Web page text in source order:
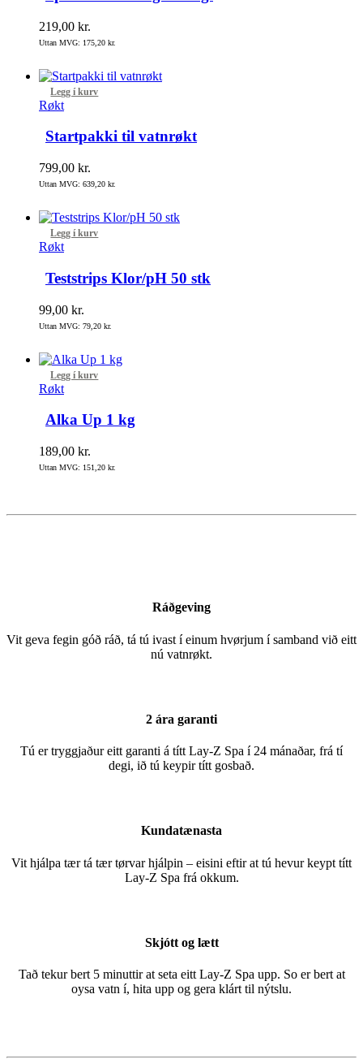
219,00 kr.
Uttan MVG: 175,20 kr.
Legg í kurv
Røkt
Startpakki til vatnrøkt
799,00 kr.
Uttan MVG: 639,20 kr.
Legg í kurv
Røkt
Teststrips Klor/pH 50 stk
99,00 kr.
Uttan MVG: 79,20 kr.
Legg í kurv
Røkt
Alka Up 1 kg
189,00 kr.
Uttan MVG: 151,20 kr.
Ráðgeving
Vit geva fegin góð ráð, tá tú ivast í einum hvørjum í samband við eitt
nú vatnrøkt.
2 ára garanti
Tú er tryggjaður eitt garanti á títt Lay-Z Spa í 24 mánaðar, frá tí
degi, ið tú keypir títt gosbað.
Kundatænasta
Vit hjálpa tær tá tær tørvar hjálpin – eisini eftir at tú hevur keypt títt
Lay-Z Spa frá okkum.
Skjótt og lætt
Tað tekur bert 5 minuttir at seta eitt Lay-Z Spa upp. So er bert at
oysa vatn í, hita upp og gera klárt til nýtslu.